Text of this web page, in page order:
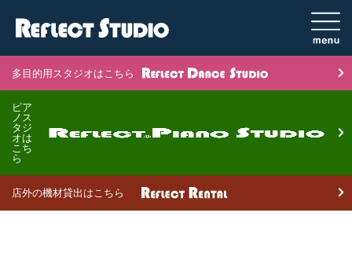
多目的用スタジオはこちら
ピア
ノス
タジ
オは
こち
ら
店外の機材貸出はこちら